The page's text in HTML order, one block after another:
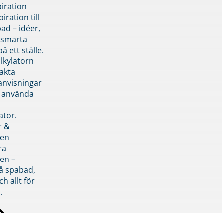
till
– idéer,
ett ställe.
&
–
spabad,
allt för